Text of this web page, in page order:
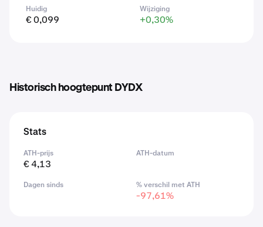
Huidig
€ 0,099
Wijziging
+0,30%
Historisch hoogtepunt DYDX
Stats
ATH-prijs
€ 4,13
ATH-datum
Dagen sinds % verschil met ATH
-97,61%